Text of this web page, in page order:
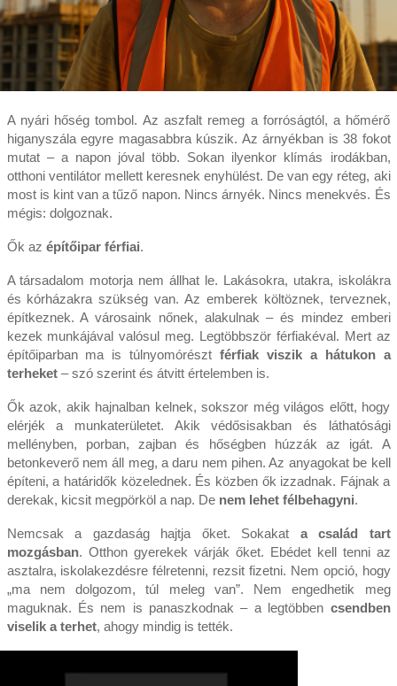
A nyári hőség tombol. Az aszfalt remeg a forróságtól, a hőmérő
higanyszála egyre magasabbra kúszik. Az árnyékban is 38 fokot
mutat – a napon jóval több. Sokan ilyenkor klímás irodákban,
otthoni ventilátor mellett keresnek enyhülést. De van egy réteg, aki
most is kint van a tűző napon. Nincs árnyék. Nincs menekvés. És
mégis: dolgoznak.
Ők az építőipar férfiai.
A társadalom motorja nem állhat le. Lakásokra, utakra, iskolákra
és kórházakra szükség van. Az emberek költöznek, terveznek,
építkeznek. A városaink nőnek, alakulnak – és mindez emberi
kezek munkájával valósul meg. Legtöbbször férfiakéval. Mert az
építőiparban ma is túlnyomórészt férfiak viszik a hátukon a
terheket– szó szerint és átvitt értelemben is.
Ők azok, akik hajnalban kelnek, sokszor még világos előtt, hogy
elérjék a munkaterületet. Akik védősisakban és láthatósági
mellényben, porban, zajban és hőségben húzzák az igát. A
betonkeverő nem áll meg, a daru nem pihen. Az anyagokat be kell
építeni, a határidők közelednek. És közben ők izzadnak. Fájnak a
derekak, kicsit megpörköl a nap. De nem lehet félbehagyni.
Nemcsak a gazdaság hajtja őket. Sokakat a család tart
mozgásban. Otthon gyerekek várják őket. Ebédet kell tenni az
asztalra, iskolakezdésre félretenni, rezsit fizetni. Nem opció, hogy
„ma nem dolgozom, túl meleg van”. Nem engedhetik meg
maguknak. És nem is panaszkodnak – a legtöbben csendben
viselik a terhet, ahogy mindig is tették.